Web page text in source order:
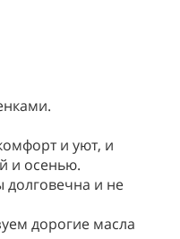
и уют, и
и осенью.
долговечна и не
дорогие масла